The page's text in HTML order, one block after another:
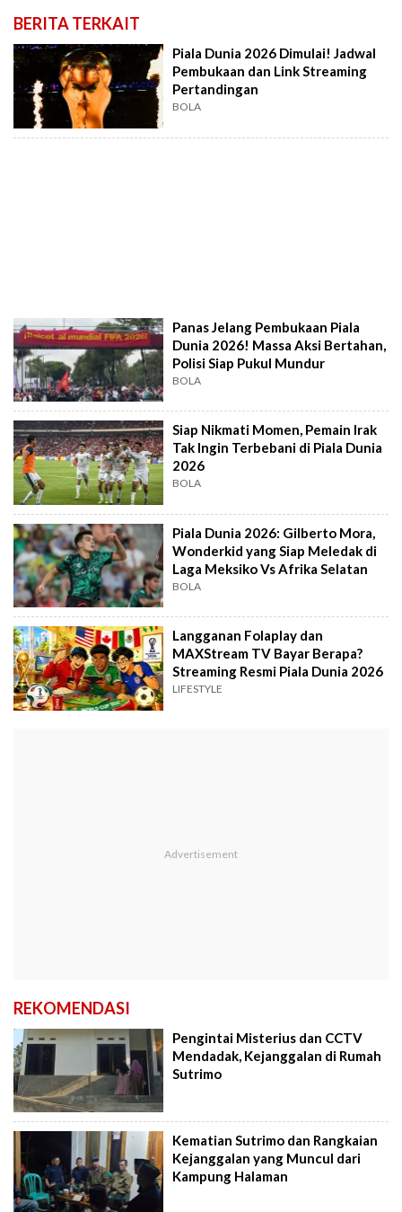
BERITA TERKAIT
Piala Dunia 2026 Dimulai! Jadwal
Pembukaan dan Link Streaming
Pertandingan
BOLA
Panas Jelang Pembukaan Piala
Dunia 2026! Massa Aksi Bertahan,
Polisi Siap Pukul Mundur
BOLA
Siap Nikmati Momen, Pemain Irak
Tak Ingin Terbebani di Piala Dunia
2026
BOLA
Piala Dunia 2026: Gilberto Mora,
Wonderkid yang Siap Meledak di
Laga Meksiko Vs Afrika Selatan
BOLA
Langganan Folaplay dan
MAXStream TV Bayar Berapa?
Streaming Resmi Piala Dunia 2026
LIFESTYLE
REKOMENDASI
Pengintai Misterius dan CCTV
Mendadak, Kejanggalan di Rumah
Sutrimo
Kematian Sutrimo dan Rangkaian
Kejanggalan yang Muncul dari
Kampung Halaman